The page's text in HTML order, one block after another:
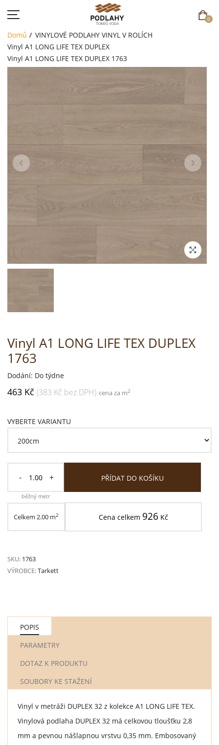
0
SORTIMENT
CENÍK
REFERENCE
SOUTĚŽ
KONTAKT
Domů VINYLOVÉ PODLAHY VINYL V ROLÍCH
Vinyl A1 LONG LIFE TEX DUPLEX
Vinyl A1 LONG LIFE TEX DUPLEX 1763
Vinyl A1 LONG LIFE TEX DUPLEX
1763
Dodání: Do týdne
463 Kč (383 Kč bez DPH) cena za m2
VYBERTE VARIANTU
- +
běžný metr
PŘÍDAT DO KOŠÍKU
Celkem 2.00 m2 Cena celkem 926 Kč
SKU: 1763
VÝROBCE:Tarkett
POPIS
PARAMETRY
DOTAZ K PRODUKTU
SOUBORY KE STAŽENÍ
Vinyl v metráži DUPLEX 32 z kolekce A1 LONG LIFE TEX.
Vinylová podlaha DUPLEX 32 má celkovou tloušťku 2,8
mm a pevnou nášlapnou vrstvu 0,35 mm. Embosovaný